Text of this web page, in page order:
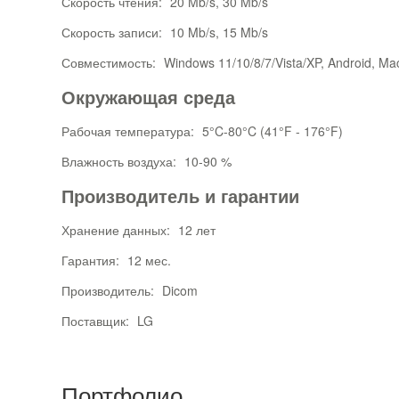
Скорость записи: 10 Mb/s, 15 Mb/s
Совместимость: Windows 11/10/8/7/Vista/XP, Android,
Окружающая среда
Рабочая температура: 5°C-80°C (41°F - 176°F)
Влажность воздуха: 10-90 %
Производитель и гарантии
Хранение данных: 12 лет
Гарантия: 12 мес.
Производитель: Dicom
Поставщик: LG